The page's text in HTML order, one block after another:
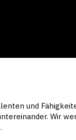
und
Wir